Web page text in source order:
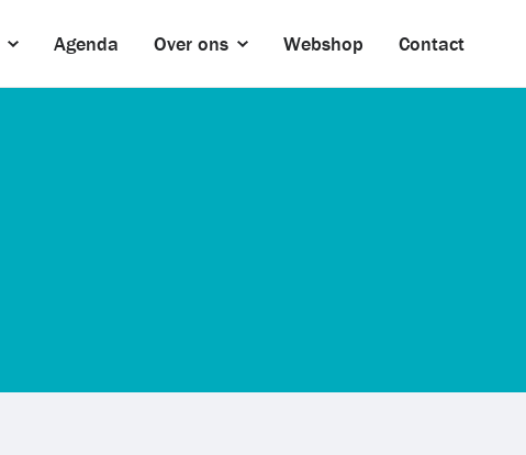
Agenda Over ons Webshop Contact